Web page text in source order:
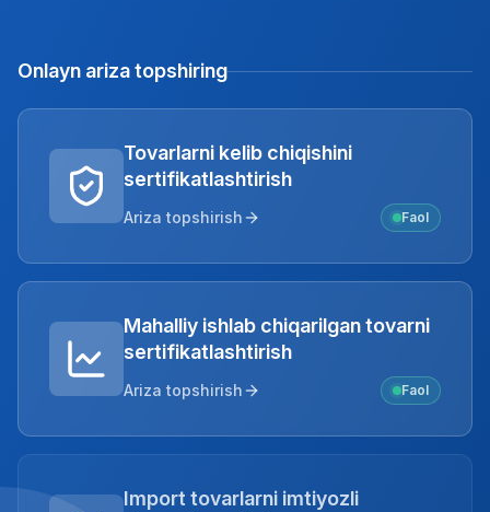
Onlayn ariza topshiring
Tovarlarni kelib chiqishini
sertifikatlashtirish
Ariza topshirish Faol
Mahalliy ishlab chiqarilgan tovarni
sertifikatlashtirish
Ariza topshirish Faol
Import tovarlarni imtiyozli